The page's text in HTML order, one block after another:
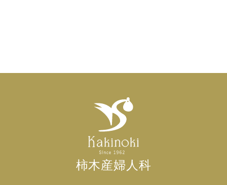
柿木産婦人科